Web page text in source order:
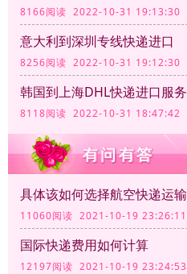
8166阅读 2022-10-31 19:13:30
意大利到深圳专线快递进口
8256阅读 2022-10-31 19:12:30
韩国到上海DHL快递进口服务
8118阅读 2022-10-31 18:47:42
具体该如何选择航空快递运输
11060阅读 2021-10-19 23:26:11
国际快递费用如何计算
12197阅读 2021-10-19 23:24:53